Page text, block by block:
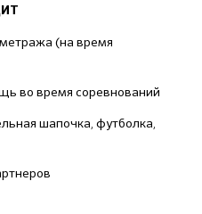
(на время
во время соревнований
шапочка, футболка,